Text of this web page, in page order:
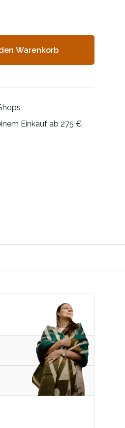
Warenkorb
Einkauf ab 275 €